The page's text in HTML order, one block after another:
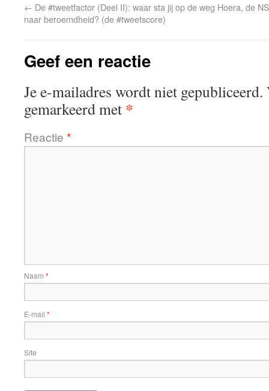
← De #tweetfactor (Deel II): waar sta jij op de weg
naar beroemdheid? (de #tweetscore)
Hoera, de
Geef een reactie
Je e-mailadres wordt niet gepubliceerd.
gemarkeerd met *
Reactie *
Naam *
E-mail *
Site